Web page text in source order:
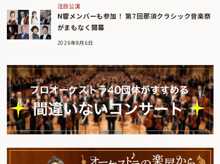
注目公演
N響メンバーも参加！ 第7回那須クラシック音楽祭
がまもなく開幕
2026年8月6日